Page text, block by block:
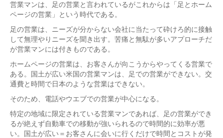
営業マンは、足の営業と言われているがこれからは「足とホーム
ページの営業」という時代である。
足の営業は、ニーズが分からない会社に当たって砕けろ的に接触
して無理やりニーズを聞き出す。苦痛と無駄が多いアプローチだ
が営業マンには付きものである。
ホームページの営業は、お客さんが向こうからやってくる営業で
ある。国土が広い米国の営業マンは、足での営業ができない。交
通費と時間で日本のような営業はできない。
そのため、電話やウエブでの営業が中心になる。
特定の地域に限定されている営業マンであれば、足の営業ができ
るが絶えず自動車での移動が強いられるので時間的に効率が悪
い。国土が広い＝お客さんに会いに行くだけで時間とコストが発